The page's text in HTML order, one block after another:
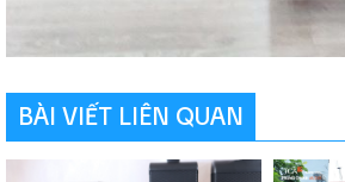
BÀI VIẾT LIÊN QUAN